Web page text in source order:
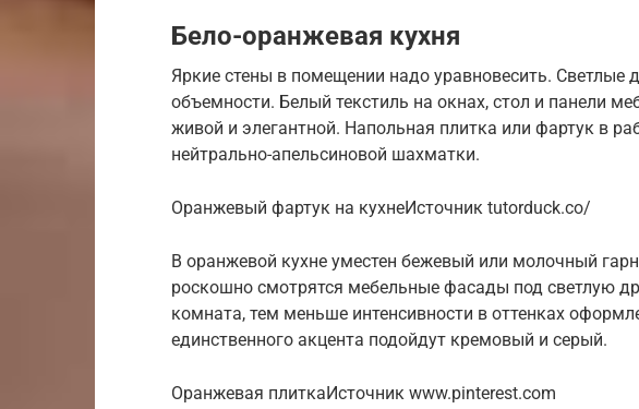
Бело-оранжевая кухня
Яркие стены в помещении надо уравновесить. Светлые
объемности. Белый текстиль на окнах, стол и панели
живой и элегантной. Напольная плитка или фартук в
нейтрально-апельсиновой шахматки.
Оранжевый фартук на кухнеИсточник tutorduck.co/
В оранжевой кухне уместен бежевый или молочный
роскошно смотрятся мебельные фасады под светлую
комната, тем меньше интенсивности в оттенках
единственного акцента подойдут кремовый и серый.
Оранжевая плиткаИсточник www.pinterest.com